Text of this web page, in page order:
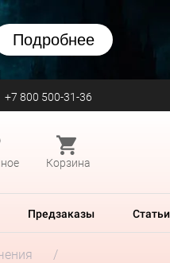
Подробнее
+7 800 500-31-36
Корзина
Предзаказы Статьи